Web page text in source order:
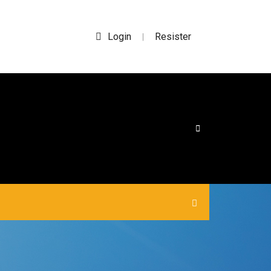
Login | Resister